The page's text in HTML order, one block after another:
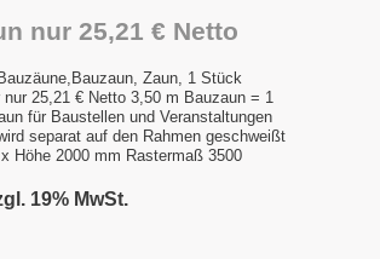
nur 25,21 € Netto
Zaun, 1 Stück
nur 25,21 € Netto 3,50 m Bauzaun = 1
für Baustellen und Veranstaltungen
separat auf den Rahmen geschweißt
Höhe 2000 mm Rastermaß 3500
19% MwSt.